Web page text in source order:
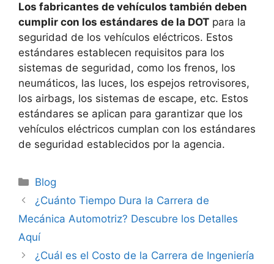
Los fabricantes de vehículos también deben
cumplir con los estándares de la DOT para la
seguridad de los vehículos eléctricos. Estos
estándares establecen requisitos para los
sistemas de seguridad, como los frenos, los
neumáticos, las luces, los espejos retrovisores,
los airbags, los sistemas de escape, etc. Estos
estándares se aplican para garantizar que los
vehículos eléctricos cumplan con los estándares
de seguridad establecidos por la agencia.
Categorías
Blog
¿Cuánto Tiempo Dura la Carrera de
Mecánica Automotriz? Descubre los Detalles
Aquí
¿Cuál es el Costo de la Carrera de Ingeniería